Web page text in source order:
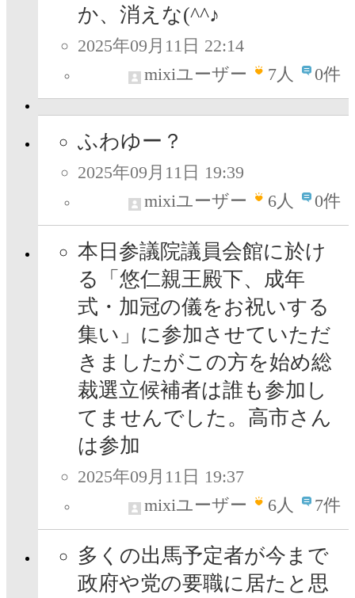
か、消えな(^^♪
2025年09月11日 22:14
mixiユーザー
7人 0件
ふわゆー？
2025年09月11日 19:39
mixiユーザー
6人 0件
本日参議院議員会館に於け
る「悠仁親王殿下、成年
式・加冠の儀をお祝いする
集い」に参加させていただ
きましたがこの方を始め総
裁選立候補者は誰も参加し
てませんでした。高市さん
は参加
2025年09月11日 19:37
mixiユーザー
6人 7件
多くの出馬予定者が今まで
政府や党の要職に居たと思